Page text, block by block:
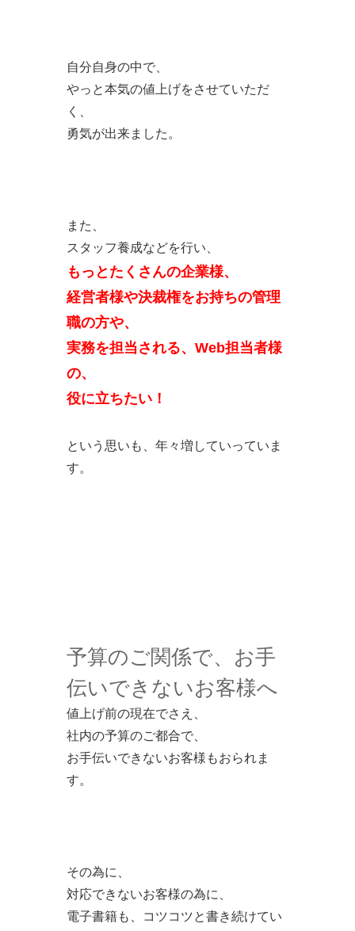
自分自身の中で、
やっと本気の値上げをさせていただ
く、
勇気が出来ました。
また、
スタッフ養成などを行い、
もっとたくさんの企業様、
経営者様や決裁権をお持ちの管理
職の方や、
実務を担当される、Web担当者様
の、
役に立ちたい！
という思いも、年々増していっていま
す。
予算のご関係で、お手
伝いできないお客様へ
値上げ前の現在でさえ、
社内の予算のご都合で、
お手伝いできないお客様もおられま
す。
その為に、
対応できないお客様の為に、
電子書籍も、コツコツと書き続けてい